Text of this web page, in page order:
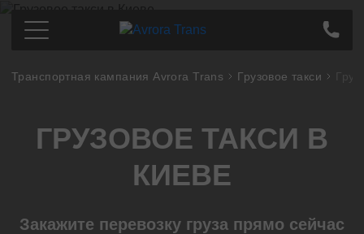
Грузоперевозки по Украине
Днепр
Полтава
Про компанию
Транспортная кампания Avrora Trans Грузовое такси
ГРУЗОВОЕ ТАКСИ В
КИЕВЕ
Закажите перевозку груза прямо сейчас